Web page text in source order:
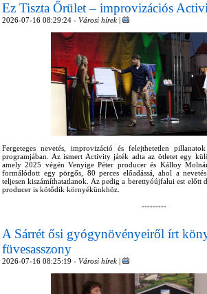
Ez Tiszta Őrület – improvizációs
2026-07-16 08:29:24 - Városi hírek |
Fergeteges nevetés, improvizáció és felejthetetlen
programjában. Az ismert Activity játék adta az ötletet egy
amely 2025 végén Venyige Péter producer és Kálloy
formálódott egy pörgős, 80 perces előadássá, ahol a
teljesen kiszámíthatatlanok. Az pedig a berettyóújfalui est előtt
producer is kötődik környékünkhöz.
---------
A Sárrét ősi gyógynövényeiről írt
füvesasszony
2026-07-16 08:25:19 - Városi hírek |